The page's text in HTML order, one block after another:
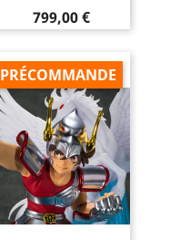
Prix
799,00 €
PRÉCOMMANDE